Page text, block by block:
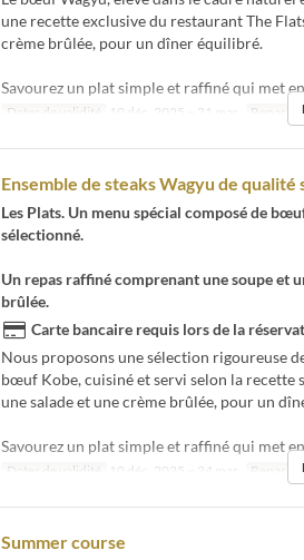
une recette exclusive du restaurant The
crème brûlée, pour un dîner équilibré.
Savourez un plat simple et raffiné qui met
Dates de validité 10 déc. 2025 ~ 31 mar. Repas
Ensemble de steaks Wagyu de
Les Plats. Un menu spécial composé de
sélectionné.
Un repas raffiné comprenant une soupe et
brûlée.
Carte bancaire requis lors de la
Nous proposons une sélection rigoureuse
bœuf Kobe, cuisiné et servi selon la recette
une salade et une crème brûlée, pour un
Savourez un plat simple et raffiné qui met
Dates de validité 10 déc. 2025 ~ 24 mar. Repas
Summer course